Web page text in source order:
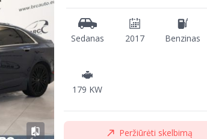
Sedanas 2017 Benzinas
179 KW
Peržiūrėti skelbimą